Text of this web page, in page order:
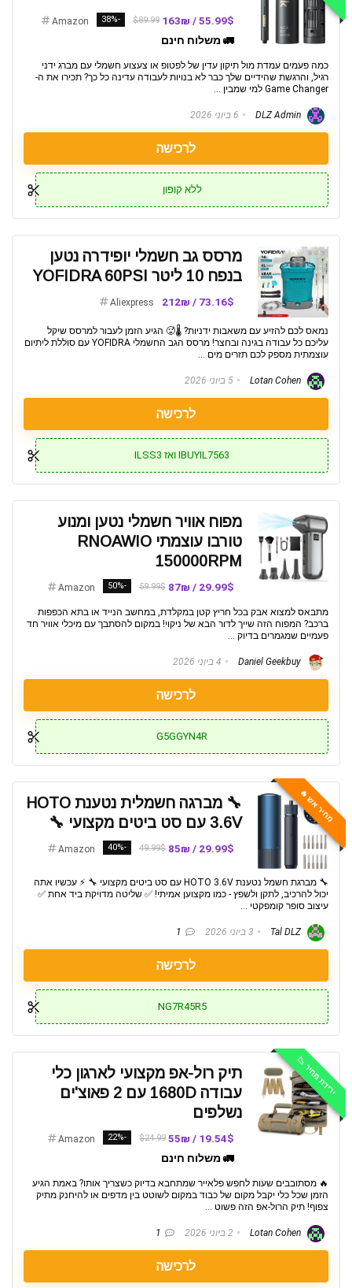
55.99$ / 163₪
$89.99
-38%
Amazon
🚛 משלוח חינם
כמה פעמים עמדת מול תיקון עדין של לפטופ או צעצוע חשמלי עם מברג ידני
רגיל, והרגשת שהידיים שלך כבר לא בנויות לעבודה עדינה כל כך? תכירו את ה-
Game Changer למי שמבין ...
6 ביוני 2026
לרכישה
ללא קופון
מרסס גב חשמלי יופידרה נטען
בנפח 10 ליטר YOFIDRA 60PSI
73.16$ / 212₪
Aliexpress
נמאס לכם להזיע עם משאבות ידניות? 🌡️🥵 הגיע הזמן לעבור למרסס שיקל
עליכם כל עבודה בגינה ובחצר! מרסס הגב החשמלי YOFIDRA עם סוללת ליתיום
עוצמתית מספק לכם תזרים מים ...
5 ביוני 2026
לרכישה
IBUYIL7563 ואז ILSS3
מפוח אוויר חשמלי נטען ומנוע
טורבו עוצמתי RNOAWIO
150000RPM
29.99$ / 87₪
59.99$
-50%
Amazon
מתבאס למצוא אבק בכל חריץ קטן במקלדת, במחשב הנייד או בתא הכפפות
ברכב? המפוח הזה שייך לדור הבא של ניקוי! במקום להסתבך עם מיכלי אוויר חד
פעמיים שמגמרים בדיוק ...
4 ביוני 2026
לרכישה
G5GGYN4R
מחיר אש 🔥
🔧 מברגה חשמלית נטענת HOTO
3.6V עם סט ביטים מקצועי 🔧
29.99$ / 85₪
49.99$
-40%
Amazon
🔧 מברגת חשמל נטענת HOTO 3.6V עם סט ביטים מקצועי 🔧 ⚡ עכשיו אתה
יכול להרכיב, לתקן ולשפץ - כמו מקצוען אמיתי! ✅ שליטה מדויקת ביד אחת ✅
עיצוב סופר קומפקטי ...
Tal DLZ 3 ביוני 2026 1
לרכישה
NG7R45R5
ירידת מחיר 📉
תיק רול-אפ מקצועי לארגון כלי
עבודה 1680D עם 2 פאוצ'ים
נשלפים
19.54$ / 55₪
$24.99
-22%
Amazon
🚛 משלוח חינם
🔥 מסתובבים שעות לחפש פלאייר שמתחבא בדיוק כשצריך אותו? באמת הגיע
הזמן שכל כלי יקבל מקום של כבוד במקום לשוטט בין מדפים או להיחנק מתיק
צפוף! תיק הרול-אפ הזה פשוט ...
2 ביוני 2026 1
לרכישה